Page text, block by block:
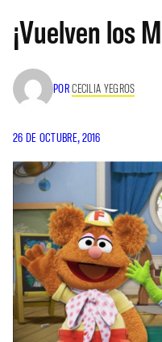
¡Vuelven los
PORCECILIA YEGROS
26 DE OCTUBRE, 2016